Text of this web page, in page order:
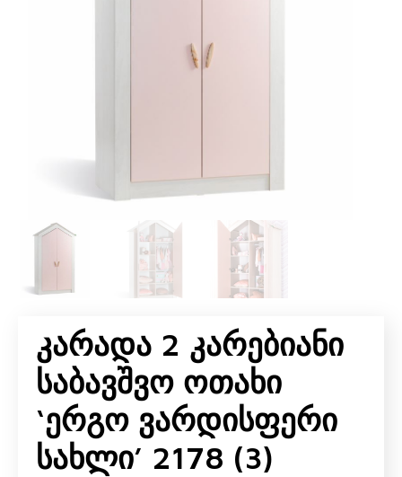
Კარადა 2 Კარებიანი
Საბავშვო Ოთახი
‘ერგო Ვარდისფერი
Სახლი’ 2178 (3)